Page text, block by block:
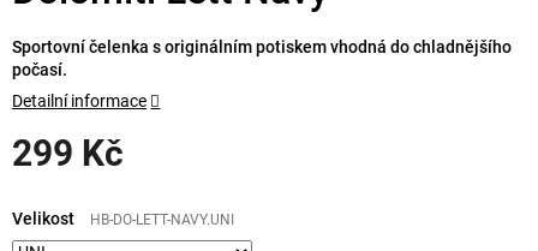
299 Kč
cena:
Velikost HB-DO-LETT-NAVY.UNI
Sportovní čelenka s originálním potiskem vhodná do chladnějšího
počasí.
Detailní informace